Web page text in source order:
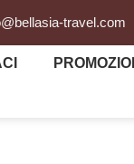
travel.com